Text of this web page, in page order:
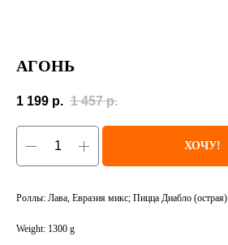
АГОНЬ
1 199 р. 1 457 р.
ХОЧУ!
Роллы: Лава, Евразия микс; Пицца Диабло (острая)
Weight: 1300 g